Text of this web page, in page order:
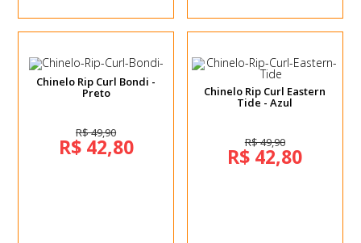
Chinelo Rip Curl Bondi -
Preto
R$ 49,90
R$ 42,80
Chinelo Rip Curl Eastern
Tide - Azul
R$ 49,90
R$ 42,80